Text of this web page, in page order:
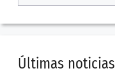
Últimas noticias